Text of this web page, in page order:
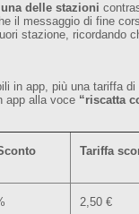
delle stazioni
il messaggio di fine
stazione, ricordando
in app, più una tariffa
app alla voce “riscatta
Tariffa
2,50 €